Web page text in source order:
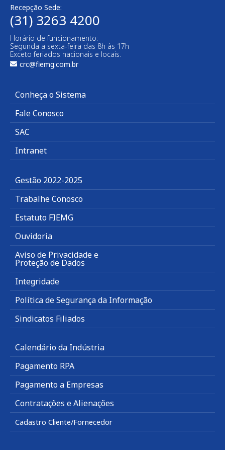
Recepção Sede:
(31) 3263 4200
Horário de funcionamento:
Segunda a sexta-feira das 8h às 17h
Exceto feriados nacionais e locais.
crc@fiemg.com.br
Conheça o Sistema
Fale Conosco
SAC
Intranet
Gestão 2022-2025
Trabalhe Conosco
Estatuto FIEMG
Ouvidoria
Aviso de Privacidade e
Proteção de Dados
Integridade
Política de Segurança da Informação
Sindicatos Filiados
Calendário da Indústria
Pagamento RPA
Pagamento a Empresas
Contratações e Alienações
Cadastro Cliente/Fornecedor